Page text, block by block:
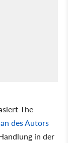
The
des Autors
in der